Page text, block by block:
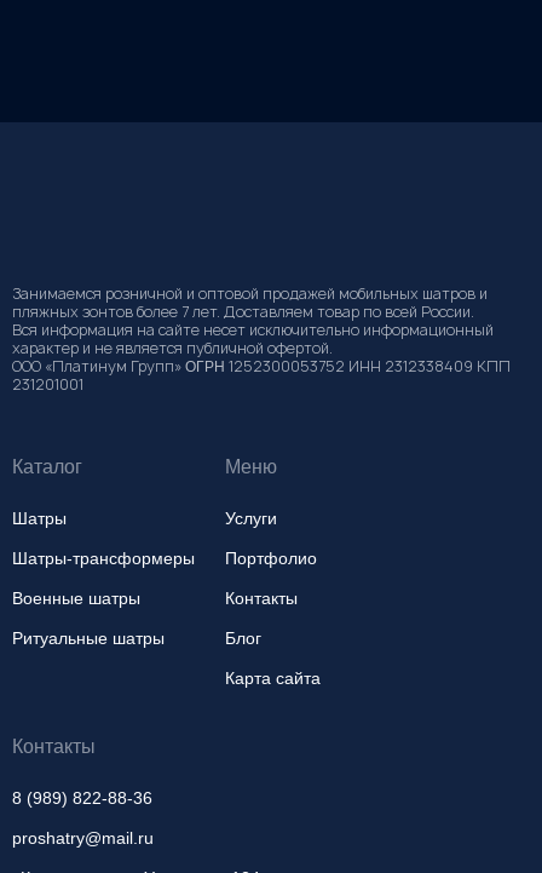
Занимаемся розничной и оптовой продажей мобильных шатров и
пляжных зонтов более 7 лет. Доставляем товар по всей России.
Вся информация на сайте несет исключительно информационный
характер и не является публичной офертой.
ООО «Платинум Групп» ΟΓΡΗ 1252300053752 ИНН 2312338409 КПП
231201001
Каталог
Шатры
Шатры-трансформеры
Военные шатры
Ритуальные шатры
Меню
Услуги
Портфолио
Контакты
Блог
Карта сайта
Контакты
8 (989) 822-88-36
proshatry@mail.ru